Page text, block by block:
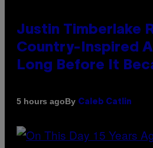
Justin Timberlake
Country-Inspired
Long Before It
5 hours agoBy Caleb Catlin